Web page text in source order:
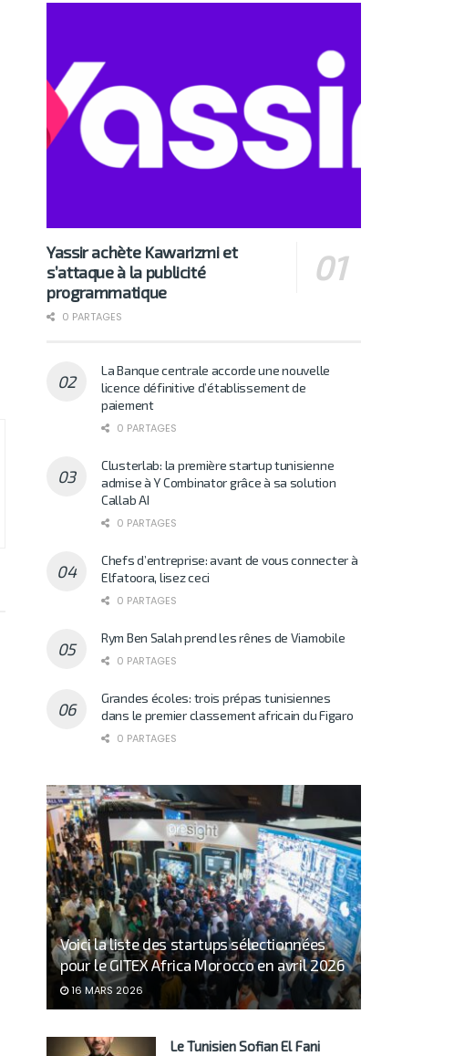
Yassir achète Kawarizmi et
s’attaque à la publicité
programmatique
0 PARTAGES
La Banque centrale accorde une nouvelle
licence définitive d’établissement de
paiement
0 PARTAGES
Clusterlab: la première startup tunisienne
admise à Y Combinator grâce à sa solution
Callab AI
0 PARTAGES
Chefs d’entreprise: avant de vous connecter à
Elfatoora, lisez ceci
0 PARTAGES
Rym Ben Salah prend les rênes de Viamobile
0 PARTAGES
Grandes écoles: trois prépas tunisiennes
dans le premier classement africain du Figaro
0 PARTAGES
Voici la liste des startups sélectionnées
pour le GITEX Africa Morocco en avril 2026
16 MARS 2026
Le Tunisien Sofian El Fani